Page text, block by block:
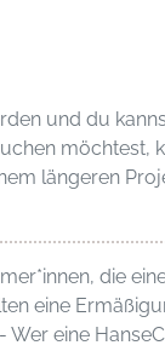
und du
möchtest,
längeren
die
eine
Wer eine